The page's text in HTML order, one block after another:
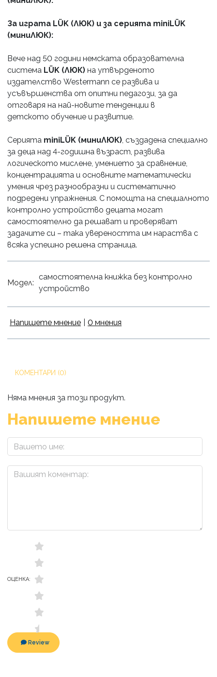
За играта LÜK (ЛЮК) и за серията miniLÜK
(миниЛЮК):
Вече над 50 години немската образователна
система LÜK (ЛЮК) на утвърденото
издателство Westermann се развива и
усъвършенства от опитни педагози, за да
отговаря на най-новите тенденции в
детското обучение и развитие.
Серията miniLÜK (миниЛЮК), създадена специално
за деца над 4-годишна възраст, развива
логическото мислене, умението за сравнение,
концентрацията и основните математически
умения чрез разнообразни и систематично
подредени упражнения. С помощта на специалното
контролно устройство децата могат
самостоятелно да решават и проверяват
задачите си – така увереността им нараства с
всяка успешно решена страница.
Модел:
самостоятелна книжка без контролно
устройство
Напишете мнение 0 мнения
КОМЕНТАРИ (0)
Няма мнения за този продукт.
Напишете мнение
ОЦЕНКА:
Review